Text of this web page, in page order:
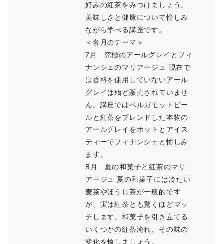
好みの紅茶をみつけましょう。
美味しさと健康について愉しみ
ながら学べる講座です。
＜各月のテーマ＞
7月 究極のアールグレイとフィ
ナンシェのマリアージュ 現在で
は香料を使用していないアール
グレイは殆ど販売されていませ
ん。講座ではベルガモットピー
ルと紅茶をブレンドした本物の
アールグレイをホットとアイス
ティーでフィナンシェと愉しみ
ます。
8月 夏の和菓子と紅茶のマリ
アージュ 夏の和菓子には冷たい
麦茶やほうじ茶が一般的です
が、実は紅茶とも驚くほどマッ
チします。和菓子を引き立てる
いくつかの紅茶淹れ、その味の
変化を愉しましょう。